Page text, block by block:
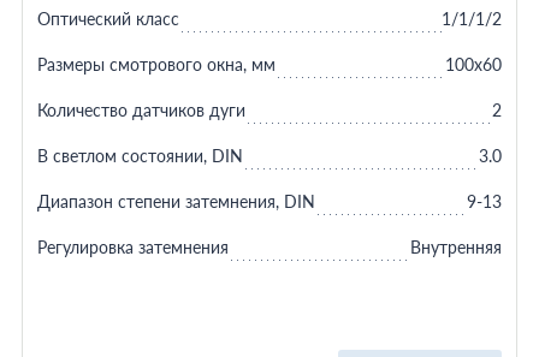
Оптический класс 1/1/1/2
Размеры смотрового окна, мм 100х60
Количество датчиков дуги 2
В светлом состоянии, DIN 3.0
Диапазон степени затемнения, DIN 9-13
Регулировка затемнения Внутренняя